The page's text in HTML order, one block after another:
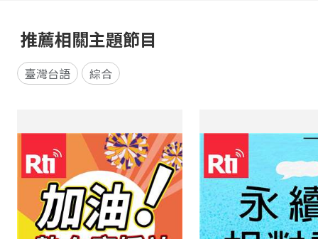
推薦相關主題節目
臺灣台語 綜合